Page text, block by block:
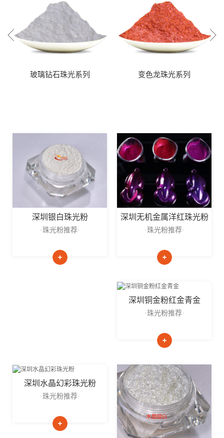
玻璃钻石珠光系列 变色龙珠光系列
深圳银白珠光粉
·珠光粉推荐·
深圳无机金属洋红珠光粉
·珠光粉推荐·
深圳铜金粉红金青金
·珠光粉推荐·
深圳水晶幻彩珠光粉
·珠光粉推荐·